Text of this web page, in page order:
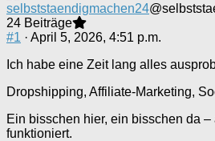
selbststaendigmachen24
24 Beiträge
#1 · April 5, 2026, 4:51 p.m.
Ich habe eine Zeit lang alles
Dropshipping, Affiliate-Marketing,
Ein bisschen hier, ein bisschen da
funktioniert.